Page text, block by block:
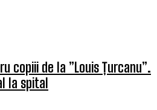
copiii de la ”Louis Țurcanu”.
la spital